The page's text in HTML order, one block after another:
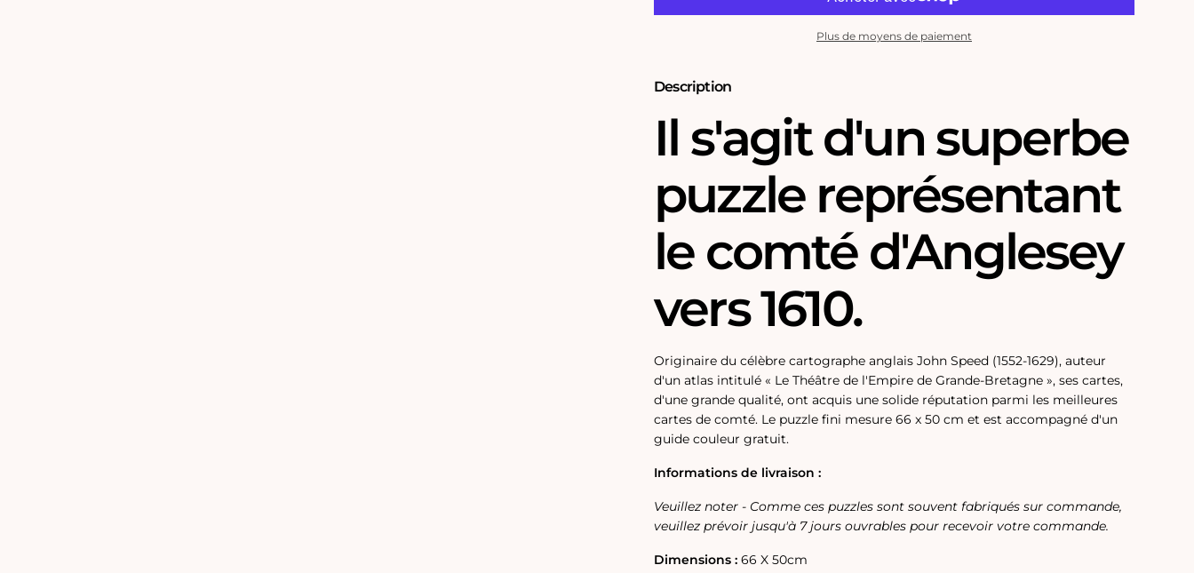
la
la
Plus de moyens de paiement
Description
Il s'agit d'un superbe
puzzle représentant
le comté d'Anglesey
vers 1610.
Originaire du célèbre cartographe anglais John Speed ​​(1552-1629), auteur
d'un atlas intitulé « Le Théâtre de l'Empire de Grande-Bretagne », ses cartes,
d'une grande qualité, ont acquis une solide réputation parmi les meilleures
cartes de comté. Le puzzle fini mesure 66 x 50 cm et est accompagné d'un
guide couleur gratuit.
Informations de livraison :
Veuillez noter - Comme ces puzzles sont souvent fabriqués sur commande,
veuillez prévoir jusqu'à 7 jours ouvrables pour recevoir votre commande.
Dimensions : 66 X 50cm